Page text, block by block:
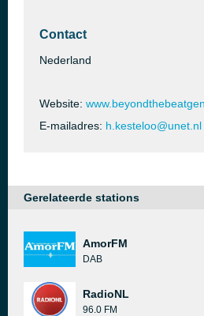
Contact
Nederland
Website:
E-mailadres: h.kesteloo@unet.nl
Gerelateerde stations
AmorFM
DAB
RadioNL
96.0 FM